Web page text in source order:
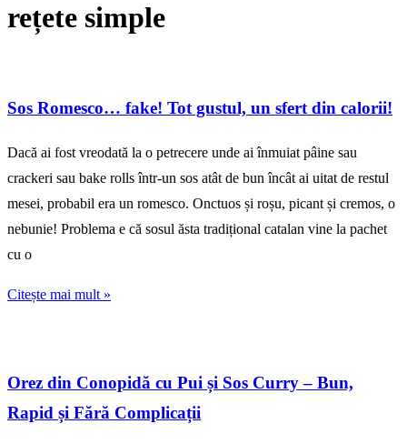
rețete simple
Sos Romesco… fake! Tot gustul, un sfert din calorii!
Dacă ai fost vreodată la o petrecere unde ai înmuiat pâine sau
crackeri sau bake rolls într-un sos atât de bun încât ai uitat de restul
mesei, probabil era un romesco. Onctuos și roșu, picant și cremos, o
nebunie! Problema e că sosul ăsta tradițional catalan vine la pachet
cu o
Citește mai mult »
Orez din Conopidă cu Pui și Sos Curry – Bun,
Rapid și Fără Complicații